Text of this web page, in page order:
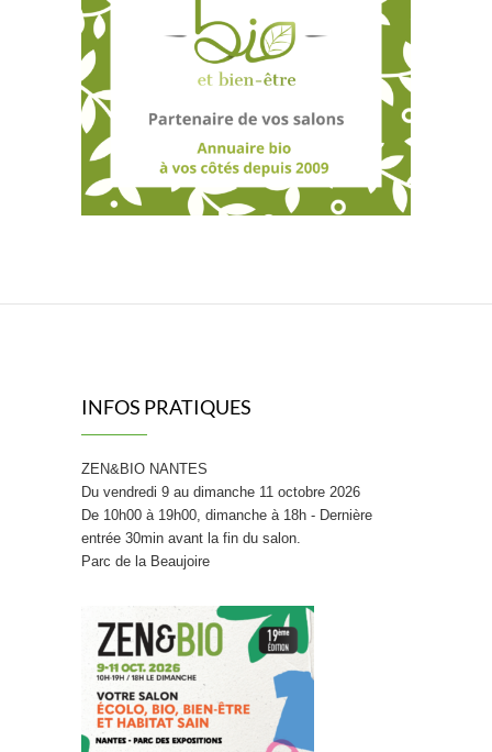
INFOS PRATIQUES
ZEN&BIO NANTES
Du vendredi 9 au dimanche 11 octobre 2026
De 10h00 à 19h00, dimanche à 18h - Dernière
entrée 30min avant la fin du salon.
Parc de la Beaujoire